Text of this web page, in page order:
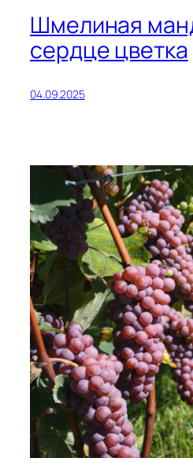
Шмелиная
сердце цветка
04.09.2025